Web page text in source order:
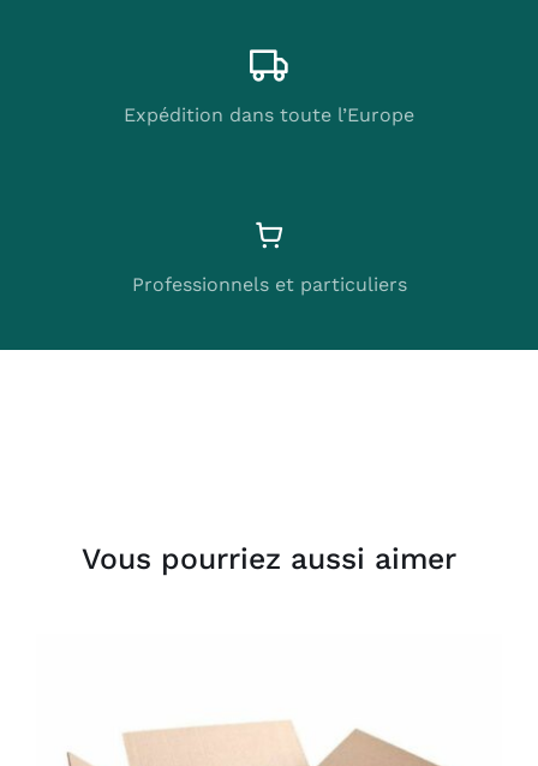
Expédition dans toute l’Europe
Professionnels et particuliers
Vous pourriez aussi aimer